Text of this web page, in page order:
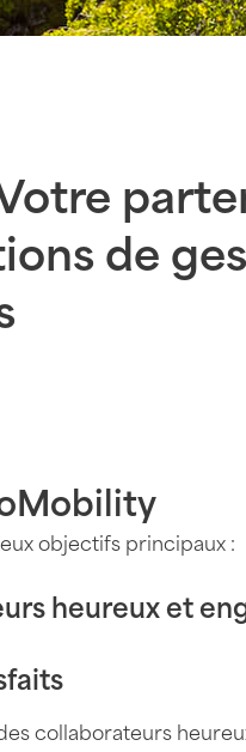
de
objectifs principaux :
heureux et
collaborateurs